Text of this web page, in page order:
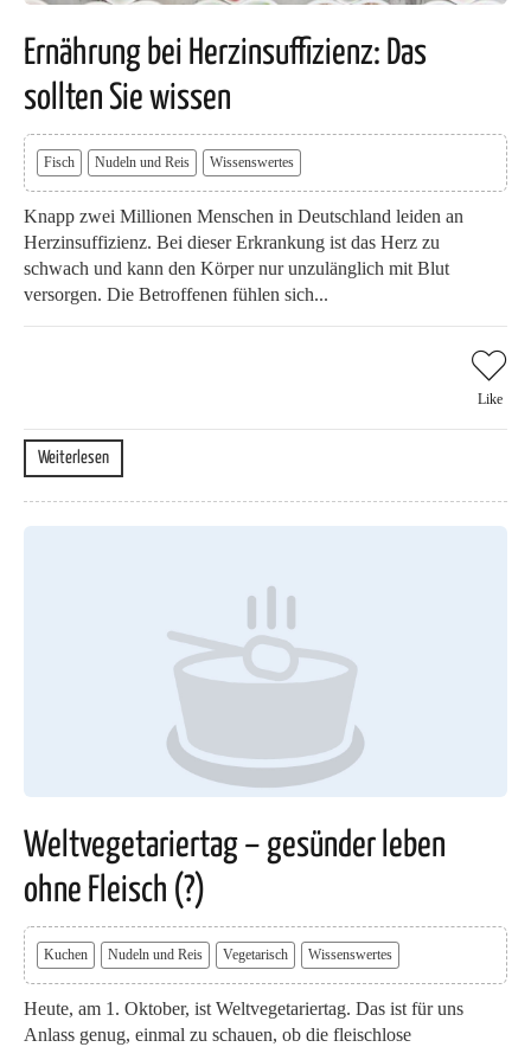
Ernährung bei Herzinsuffizienz: Das
sollten Sie wissen
Fisch Nudeln und Reis Wissenswertes
Knapp zwei Millionen Menschen in Deutschland leiden an
Herzinsuffizienz. Bei dieser Erkrankung ist das Herz zu
schwach und kann den Körper nur unzulänglich mit Blut
versorgen. Die Betroffenen fühlen sich...
Like
Weiterlesen
Weltvegetariertag – gesünder leben
ohne Fleisch (?)
Kuchen Nudeln und Reis Vegetarisch Wissenswertes
Heute, am 1. Oktober, ist Weltvegetariertag. Das ist für uns
Anlass genug, einmal zu schauen, ob die fleischlose